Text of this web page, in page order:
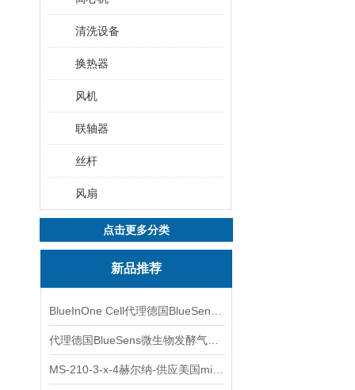
清洗设备
换热器
风机
联轴器
丝杆
风扇
点击更多分类
新品推荐